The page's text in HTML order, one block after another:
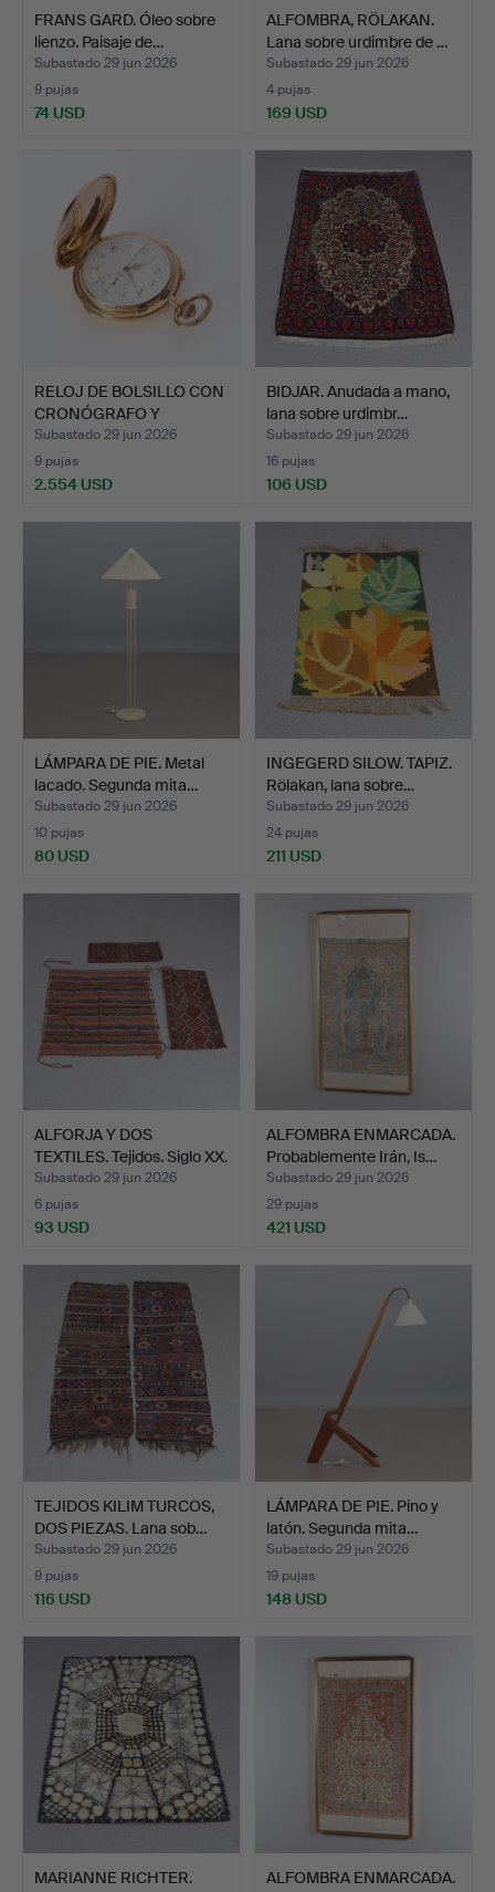
FRANS GARD. Óleo sobre
lienzo. Paisaje de…
Subastado 29 jun 2026
9 pujas
74 USD
ALFOMBRA, RÖLAKAN.
Lana sobre urdimbre de …
Subastado 29 jun 2026
4 pujas
169 USD
RELOJ DE BOLSILLO CON
CRONÓGRAFO Y
REPETIC…
Subastado 29 jun 2026
9 pujas
2.554 USD
BIDJAR. Anudada a mano,
lana sobre urdimbr…
Subastado 29 jun 2026
16 pujas
106 USD
LÁMPARA DE PIE. Metal
lacado. Segunda mita…
Subastado 29 jun 2026
10 pujas
80 USD
INGEGERD SILOW. TAPIZ.
Rölakan, lana sobre…
Subastado 29 jun 2026
24 pujas
211 USD
ALFORJA Y DOS
TEXTILES. Tejidos. Siglo XX.
Subastado 29 jun 2026
6 pujas
93 USD
ALFOMBRA ENMARCADA.
Probablemente Irán, Is…
Subastado 29 jun 2026
29 pujas
421 USD
TEJIDOS KILIM TURCOS,
DOS PIEZAS. Lana sob…
Subastado 29 jun 2026
9 pujas
116 USD
LÁMPARA DE PIE. Pino y
latón. Segunda mita…
Subastado 29 jun 2026
19 pujas
148 USD
MARIANNE RICHTER.
ALFOMBRA ENMARCADA.